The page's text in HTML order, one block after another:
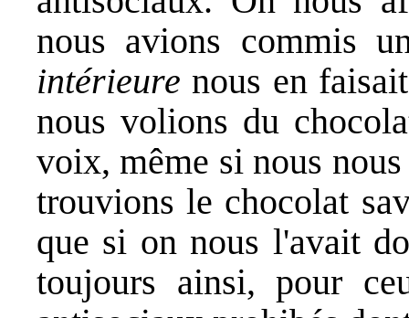
nous avions commis
intérieure nous en
nous volions du
voix, même si nous
trouvions le chocolat
que si on nous l'avait
toujours ainsi, pour